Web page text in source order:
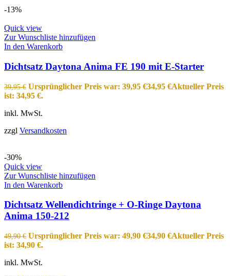
-13%
Quick view
Zur Wunschliste hinzufügen
In den Warenkorb
Dichtsatz Daytona Anima FE 190 mit E-Starter
39,95€ Ursprünglicher Preis war: 39,95 €34,95 €Aktueller Preis
ist: 34,95 €.
inkl. MwSt.
zzgl Versandkosten
-30%
Quick view
Zur Wunschliste hinzufügen
In den Warenkorb
Dichtsatz Wellendichtringe + O-Ringe Daytona
Anima 150-212
49,90€ Ursprünglicher Preis war: 49,90 €34,90 €Aktueller Preis
ist: 34,90 €.
inkl. MwSt.